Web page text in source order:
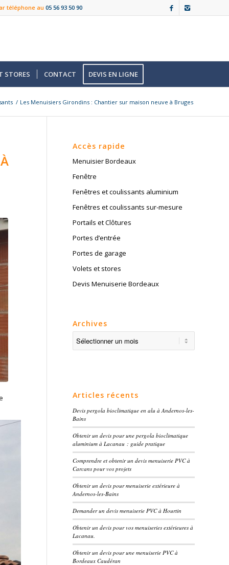
téléphone au 05 56 93 50 90
STORES CONTACT DEVIS EN LIGNE
/ Les Menuisiers Girondins : Chantier sur maison neuve à Bruges
Accès rapide
Menuisier Bordeaux
Fenêtre
Fenêtres et coulissants aluminium
Fenêtres et coulissants sur-mesure
Portails et Clôtures
Portes d’entrée
Portes de garage
Volets et stores
Devis Menuiserie Bordeaux
Archives
Articles récents
Devis pergola bioclimatique en alu à Andernos-les-
Bains
Obtenir un devis pour une pergola bioclimatique
aluminium à Lacanau : guide pratique
Comprendre et obtenir un devis menuiserie PVC à
Carcans pour vos projets
Obtenir un devis pour menuiserie extérieure à
Andernos-les-Bains
Demander un devis menuiserie PVC à Hourtin
Obtenir un devis pour vos menuiseries extérieures à
Lacanau.
Obtenir un devis pour une menuiserie PVC à
Bordeaux Caudéran